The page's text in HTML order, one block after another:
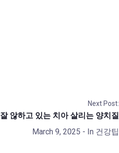
Next Post:
잘 않하고 있는 치아 살리는 양치질
March 9, 2025 - In 건강팁